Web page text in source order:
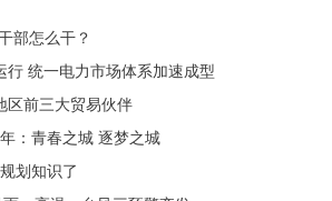
部怎么干？
行 统一电力市场体系加速成型
区前三大贸易伙伴
：青春之城 逐梦之城
划知识了